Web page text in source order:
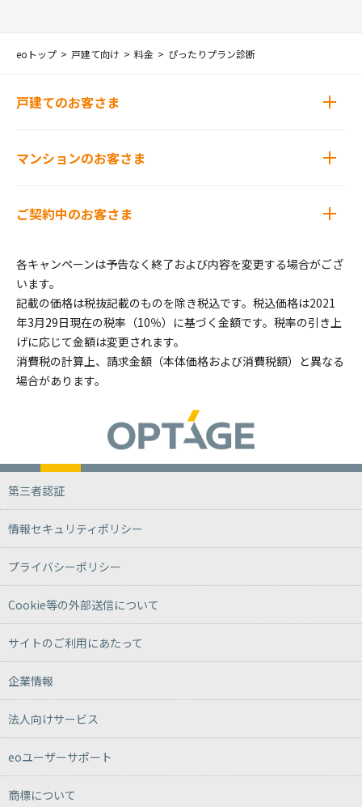
eoトップ 戸建て向け 料金 ぴったりプラン診断
戸建てのお客さま
マンションのお客さま
ご契約中のお客さま
各キャンペーンは予告なく終了および内容を変更する場合がござ
います。
記載の価格は税抜記載のものを除き税込です。税込価格は2021
年3月29日現在の税率（10％）に基づく金額です。税率の引き上
げに応じて金額は変更されます。
消費税の計算上、請求金額（本体価格および消費税額）と異なる
場合があります。
第三者認証
情報セキュリティポリシー
プライバシーポリシー
Cookie等の外部送信について
サイトのご利用にあたって
企業情報
法人向けサービス
eoユーザーサポート
商標について